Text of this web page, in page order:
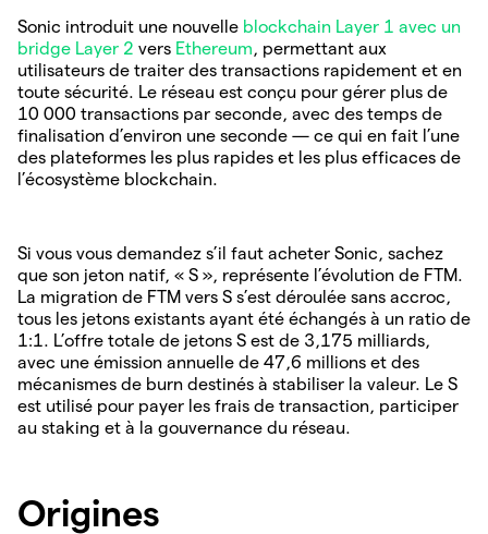
Sonic introduit une nouvelle blockchain Layer 1 avec un
bridge Layer 2 vers Ethereum, permettant aux
utilisateurs de traiter des transactions rapidement et en
toute sécurité. Le réseau est conçu pour gérer plus de
10 000 transactions par seconde, avec des temps de
finalisation d’environ une seconde — ce qui en fait l’une
des plateformes les plus rapides et les plus efficaces de
l’écosystème blockchain.
Si vous vous demandez s’il faut acheter Sonic, sachez
que son jeton natif, « S », représente l’évolution de FTM.
La migration de FTM vers S s’est déroulée sans accroc,
tous les jetons existants ayant été échangés à un ratio de
1:1. L’offre totale de jetons S est de 3,175 milliards,
avec une émission annuelle de 47,6 millions et des
mécanismes de burn destinés à stabiliser la valeur. Le S
est utilisé pour payer les frais de transaction, participer
au staking et à la gouvernance du réseau.
Origines